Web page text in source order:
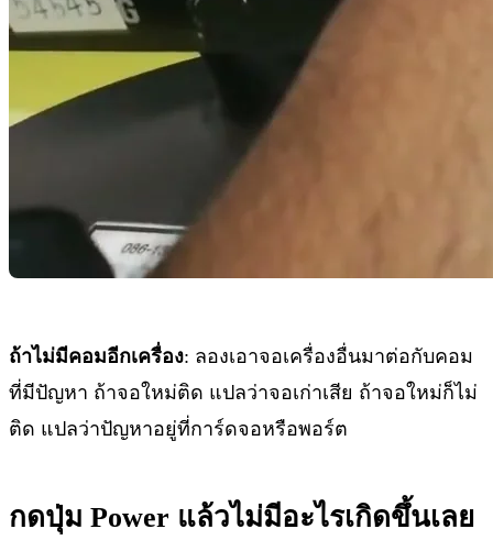
ถ้าไม่มีคอมอีกเครื่อง: ลองเอาจอเครื่องอื่นมาต่อกับคอม
ที่มีปัญหา ถ้าจอใหม่ติด แปลว่าจอเก่าเสีย ถ้าจอใหม่ก็ไม่
ติด แปลว่าปัญหาอยู่ที่การ์ดจอหรือพอร์ต
กดปุ่ม Power แล้วไม่มีอะไรเกิดขึ้นเลย